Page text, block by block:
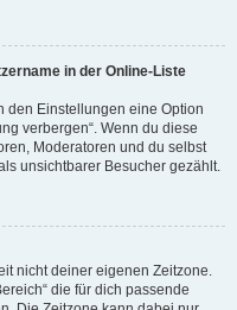
in der Online-Liste
den Einstellungen eine Option
verbergen“. Wenn du diese
Moderatoren und du selbst
unsichtbarer Besucher gezählt.
nicht deiner eigenen Zeitzone.
die für dich passende